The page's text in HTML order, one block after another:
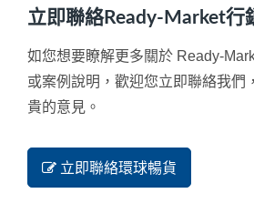
立即聯絡Ready-Market行
如您想要瞭解更多關於 Ready-
或案例說明，歡迎您立即聯絡我們
貴的意見。
立即聯絡環球暢貨